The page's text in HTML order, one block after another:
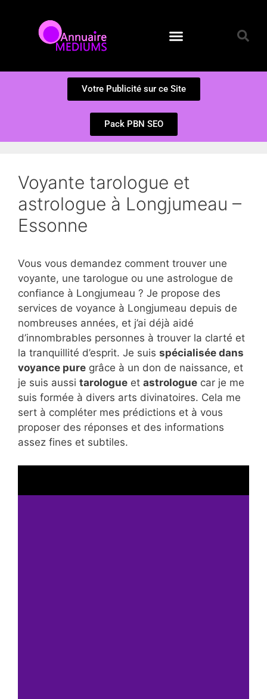
Votre Publicité sur ce Site
Pack PBN SEO
Voyante tarologue et
astrologue à Longjumeau –
Essonne
Vous vous demandez comment trouver une
voyante, une tarologue ou une astrologue de
confiance à Longjumeau ? Je propose des
services de voyance à Longjumeau depuis de
nombreuses années, et j’ai déjà aidé
d’innombrables personnes à trouver la clarté et
la tranquillité d’esprit. Je suis spécialisée dans
voyance pure grâce à un don de naissance, et
je suis aussi tarologue et astrologue car je me
suis formée à divers arts divinatoires. Cela me
sert à compléter mes prédictions et à vous
proposer des réponses et des informations
assez fines et subtiles.